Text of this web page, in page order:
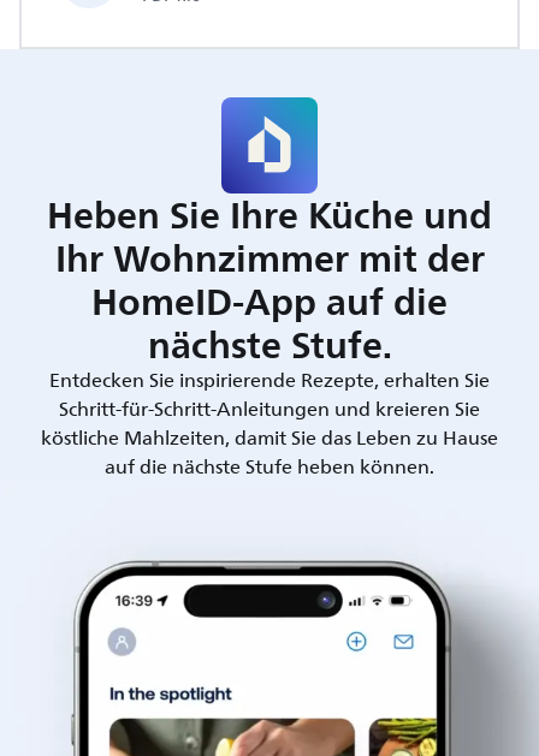
Heben Sie Ihre Küche und
Ihr Wohnzimmer mit der
HomeID-App auf die
nächste Stufe.
Entdecken Sie inspirierende Rezepte, erhalten Sie
Schritt-für-Schritt-Anleitungen und kreieren Sie
köstliche Mahlzeiten, damit Sie das Leben zu Hause
auf die nächste Stufe heben können.